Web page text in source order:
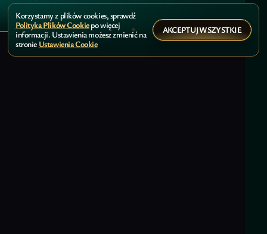
Korzystamy z plików cookies, sprawdź
Polityka Plików Cookiepo więcej
informacji. Ustawienia możesz zmienić na
stronie Ustawienia Cookie
AKCEPTUJ WSZYSTKIE